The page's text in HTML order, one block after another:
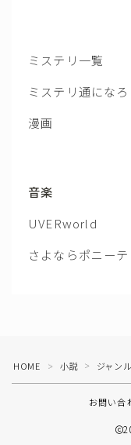
ミステリ一覧
ミステリ通になろ
漫画
音楽
UVERworld
さよならポニー
HOME ＞ 小説 ＞ ジャンル
お問い合